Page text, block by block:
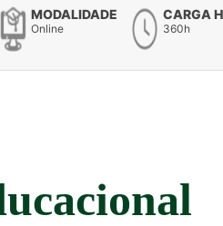
MODALIDADE
Online
CARGA
360h